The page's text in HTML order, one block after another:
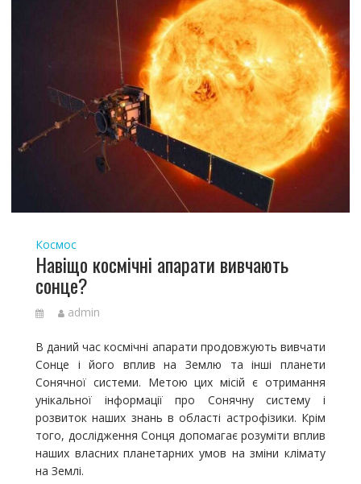
Космос
Навіщо космічні апарати вивчають
сонце?
admin
В даний час космічні апарати продовжують вивчати
Сонце і його вплив на Землю та інші планети
Сонячної системи. Метою цих місій є отримання
унікальної інформації про Сонячну систему і
розвиток наших знань в області астрофізики. Крім
того, дослідження Сонця допомагає розуміти вплив
наших власних планетарних умов на зміни клімату
на Землі.